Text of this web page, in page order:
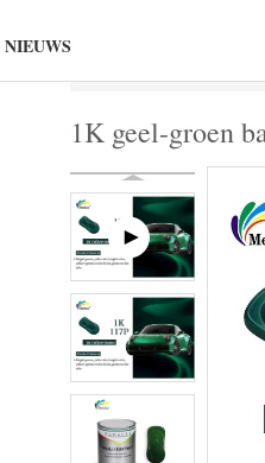
NIEUWS
1K geel-groen